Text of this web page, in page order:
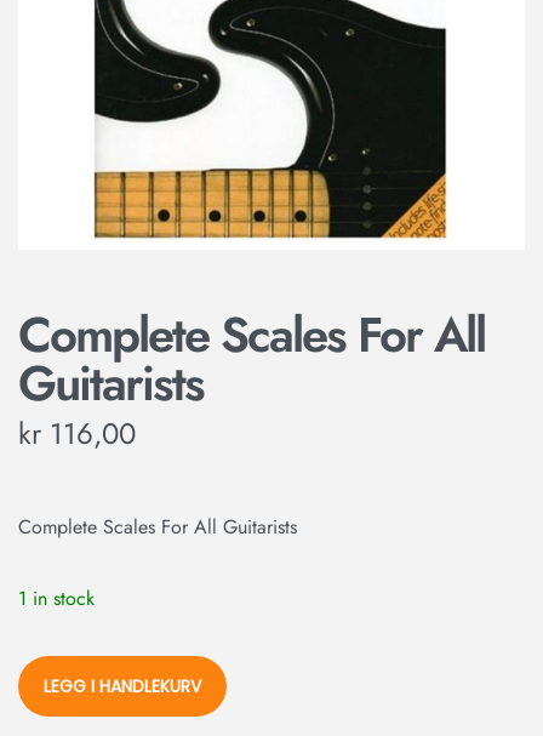
Complete Scales For All
Guitarists
kr 116,00
Complete Scales For All Guitarists
1 in stock
LEGG I HANDLEKURV